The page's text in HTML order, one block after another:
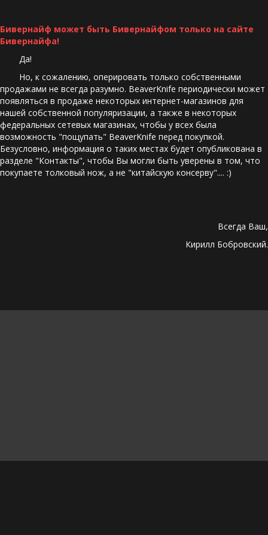
Бивернайф может быть Бивернайфом только на сайте
Бивернайфа!
Да!
Но, к сожалению, оперировать только собственными
продажами не всегда разумно. BeaverKnife периодически может
появляться в продаже некоторых интернет-магазинов для
нашей собственной популяризации, а также в некоторых
федеральных сетевых магазинах, чтобы у всех была
возможность "пощупать" BeaverKnife перед покупкой.
Безусловно, информация о таких местах будет опубликована в
разделе "Контакты", чтобы Вы могли быть уверены в том, что
покупаете толковый нож, а не "китайскую консерву".... :)
Всегда Ваш,
Кирилл Бобровский.